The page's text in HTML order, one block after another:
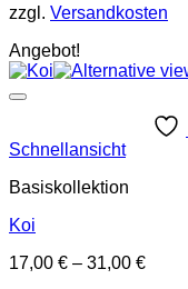
zzgl. Versandkosten
Angebot!
Schnellansicht
Basiskollektion
Koi
17,00 € – 31,00 €